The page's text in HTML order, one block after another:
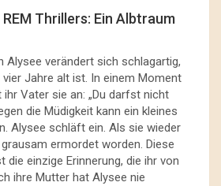
Thrillers: Ein Albtraum
Alysee verändert sich schlagartig,
Jahre alt ist. In einem Moment
Vater sie an: „Du darfst nicht
die Müdigkeit kann ein kleines
Alysee schläft ein. Als sie wieder
ermordet worden. Diese
die einzige Erinnerung, die ihr von
ihre Mutter hat Alysee nie